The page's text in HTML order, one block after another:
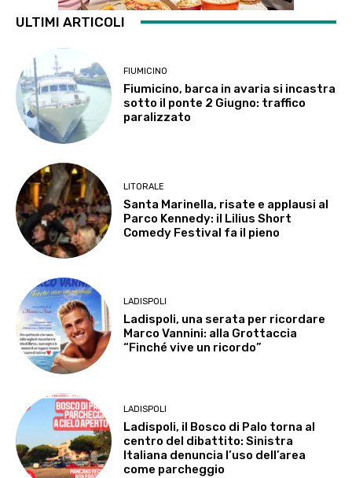
ULTIMI ARTICOLI
FIUMICINO
Fiumicino, barca in avaria si incastra
sotto il ponte 2 Giugno: traffico
paralizzato
LITORALE
Santa Marinella, risate e applausi al
Parco Kennedy: il Lilius Short
Comedy Festival fa il pieno
LADISPOLI
Ladispoli, una serata per ricordare
Marco Vannini: alla Grottaccia
“Finché vive un ricordo”
LADISPOLI
Ladispoli, il Bosco di Palo torna al
centro del dibattito: Sinistra
Italiana denuncia l’uso dell’area
come parcheggio